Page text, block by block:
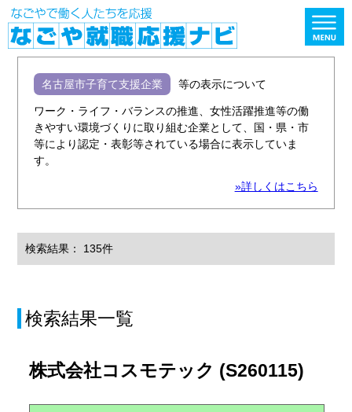
名古屋市子育て支援企業 等の表示について
ワーク・ライフ・バランスの推進、女性活躍推進等の働
きやすい環境づくりに取り組む企業として、国・県・市
等により認定・表彰等されている場合に表示していま
す。
»詳しくはこちら
検索結果： 135件
検索結果一覧
株式会社コスモテック (S260115)